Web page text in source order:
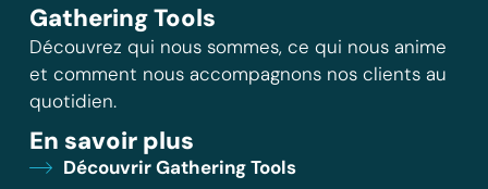
Gathering Tools
Découvrez qui nous sommes, ce qui nous anime
et comment nous accompagnons nos clients au
quotidien.
En savoir plus
Découvrir Gathering Tools